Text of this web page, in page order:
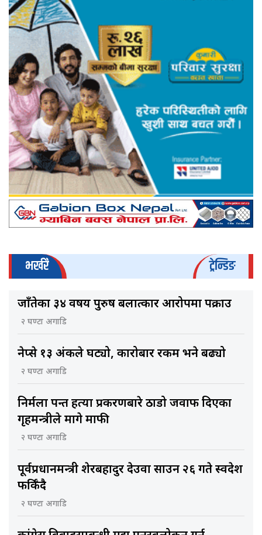
भर्खरै ट्रेन्डिङ
जाँतेका ३४ वर्षीय पुरुष बलात्कार आरोपमा पक्राउ
२ घण्टा अगाडि
नेप्से १३ अंकले घट्यो, कारोबार रकम भने बढ्यो
२ घण्टा अगाडि
निर्मला पन्त हत्या प्रकरणबारे ठाडो जवाफ दिएका
गृहमन्त्रीले मागे माफी
२ घण्टा अगाडि
पूर्वप्रधानमन्त्री शेरबहादुर देउवा साउन २६ गते स्वदेश
फर्किँदै
२ घण्टा अगाडि